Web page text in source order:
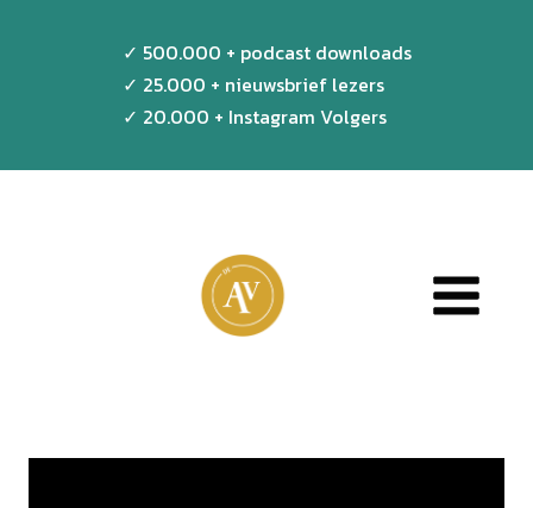
✓ 500.000 + podcast downloads
✓ 25.000 + nieuwsbrief lezers
✓ 20.000 + Instagram Volgers